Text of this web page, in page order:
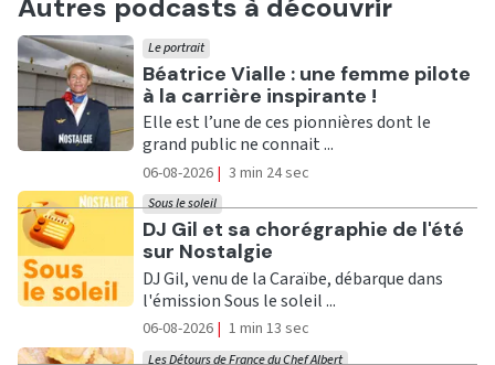
Ecouter
Béatrice Vialle : une femme pilote
à la carrière inspirante !
Le portrait
Elle est l’une de ces pionnières dont le
grand public ne connait ...
06-08-2026 | 3 min 24 sec
Ecouter
DJ Gil et sa chorégraphie de l'été
sur Nostalgie
Sous le soleil
DJ Gil, venu de la Caraïbe, débarque dans
l'émission Sous le soleil ...
06-08-2026 | 1 min 13 sec
Les Détours de France du Chef Albert